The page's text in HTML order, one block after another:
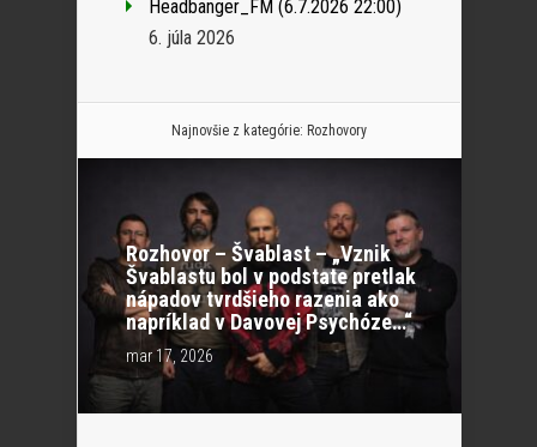
Headbanger_FM (6.7.2026 22:00)
6. júla 2026
Najnovšie z kategórie: Rozhovory
Rozhovor – Švablast – „Vznik
Švablastu bol v podstate pretlak
nápadov tvrdšieho razenia ako
napríklad v Davovej Psychóze…“
mar 17, 2026